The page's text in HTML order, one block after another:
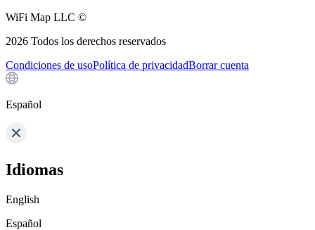
WiFi Map LLC ©
2026 Todos los derechos reservados
Condiciones de usoPolítica de privacidadBorrar cuenta
Español
Idiomas
English
Español